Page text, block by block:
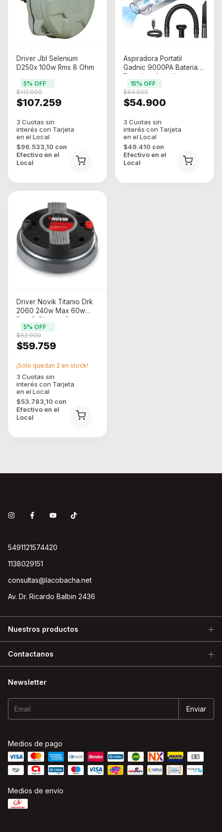
Driver Jbl Selenium
D250x 100w Rms 8 Ohm
$107.259
$112.900
5% OFF
$96.533,10 con
Efectivo en el
Local
Aspiradora Portatil
Gadnic 9000PA Bateria
Duradera Auto Hogar
(asp00032 )
$54.900
$64.500
15% OFF
$49.410 con
Efectivo en el
Local
Driver Novik Titanio Drk
2060 240w Max 60w
Rms 8 Ohms + Capa
$59.759
$62.900
5% OFF
$53.783,10 con
Efectivo en el
Local
¡Solo quedan 2 en stock!
5491121574420
1138029151
consultas@lacobacha.net
Av. Dr. Ricardo Balbin 2436
Nuestros productos
Contactanos
Newsletter
Medios de pago
Medios de envío